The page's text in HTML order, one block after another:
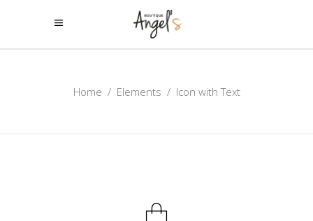
Home / Elements / Icon with Text